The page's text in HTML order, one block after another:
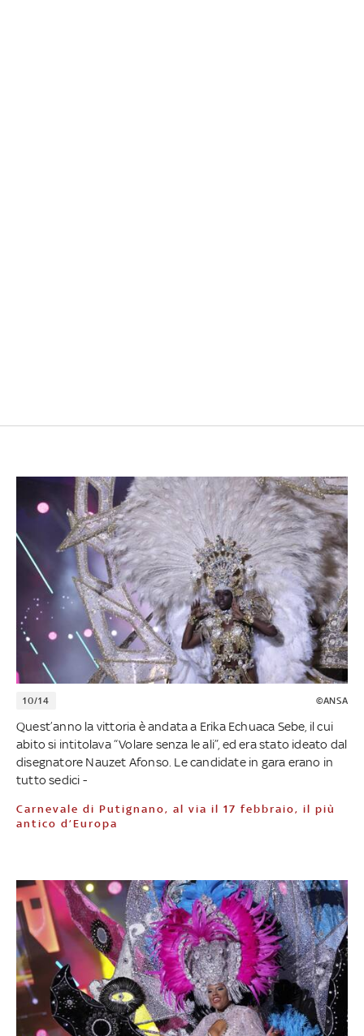
10/14 ©ANSA
Quest’anno la vittoria è andata a Erika Echuaca Sebe, il cui
abito si intitolava “Volare senza le ali”, ed era stato ideato dal
disegnatore Nauzet Afonso. Le candidate in gara erano in
tutto sedici -
Carnevale di Putignano, al via il 17 febbraio, il più
antico d’Europa